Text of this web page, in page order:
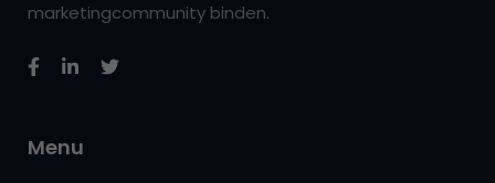
marketingcommunity binden.
Menu